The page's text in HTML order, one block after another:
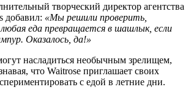
творческий директор агентства
добавил: «Мы решили проверить,
еда превращается в шашлык, если
Оказалось, да!»
насладиться необычным зрелищем,
что Waitrose приглашает своих
с едой в летние дни.